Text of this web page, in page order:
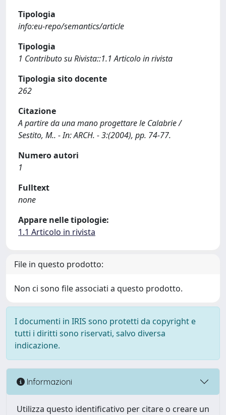
Tipologia
info:eu-repo/semantics/article
Tipologia
1 Contributo su Rivista::1.1 Articolo in rivista
Tipologia sito docente
262
Citazione
A partire da una mano progettare le Calabrie /
Sestito, M.. - In: ARCH. - 3:(2004), pp. 74-77.
Numero autori
1
Fulltext
none
Appare nelle tipologie:
1.1 Articolo in rivista
File in questo prodotto:
Non ci sono file associati a questo prodotto.
I documenti in IRIS sono protetti da copyright e
tutti i diritti sono riservati, salvo diversa
indicazione.
Informazioni
Utilizza questo identificativo per citare o creare un